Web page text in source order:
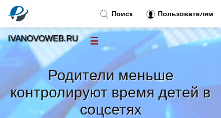
Родители меньше
контролируют время детей в
соцсетях
Поиск Пользователям
IVANOVOWEB.RU ☰
Новости
Тренды новостей »
»